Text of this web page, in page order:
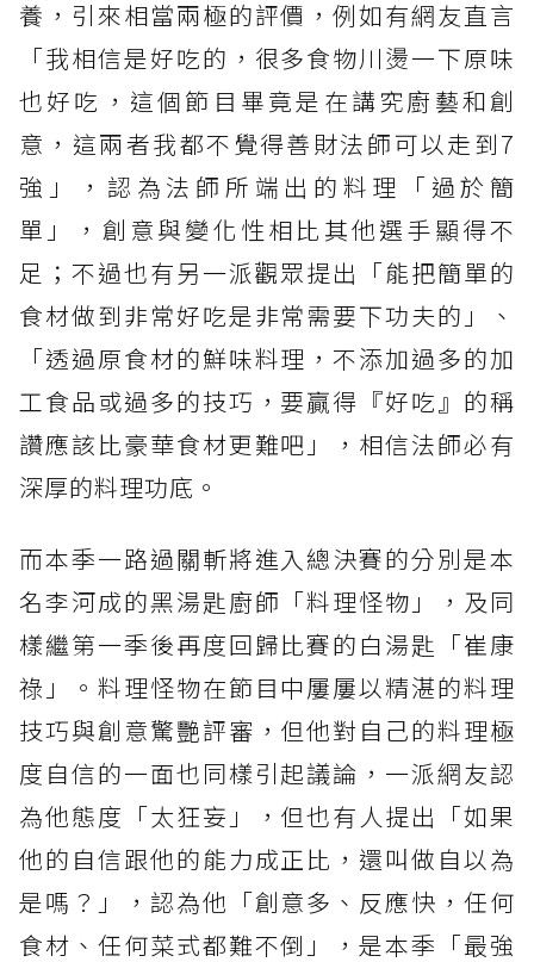
養，引來相當兩極的評價，例如有網友直言
「我相信是好吃的，很多食物川燙一下原味
也好吃，這個節目畢竟是在講究廚藝和創
意，這兩者我都不覺得善財法師可以走到7
強」，認為法師所端出的料理「過於簡
單」，創意與變化性相比其他選手顯得不
足；不過也有另一派觀眾提出「能把簡單的
食材做到非常好吃是非常需要下功夫的」、
「透過原食材的鮮味料理，不添加過多的加
工食品或過多的技巧，要贏得『好吃』的稱
讚應該比豪華食材更難吧」，相信法師必有
深厚的料理功底。
而本季一路過關斬將進入總決賽的分別是本
名李河成的黑湯匙廚師「料理怪物」，及同
樣繼第一季後再度回歸比賽的白湯匙「崔康
祿」。料理怪物在節目中屢屢以精湛的料理
技巧與創意驚艷評審，但他對自己的料理極
度自信的一面也同樣引起議論，一派網友認
為他態度「太狂妄」，但也有人提出「如果
他的自信跟他的能力成正比，還叫做自以為
是嗎？」，認為他「創意多、反應快，任何
食材、任何菜式都難不倒」，是本季「最強